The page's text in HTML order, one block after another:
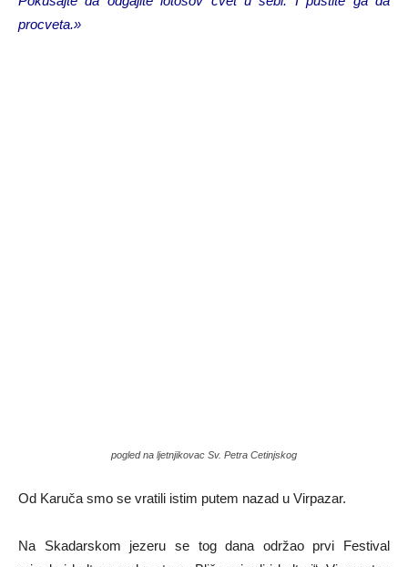
procveta.»
pogled na ljetnjikovac Sv. Petra Cetinjskog
Od Karuča smo se vratili istim putem nazad u Virpazar.
Na Skadarskom jezeru se tog dana održao prvi Festival